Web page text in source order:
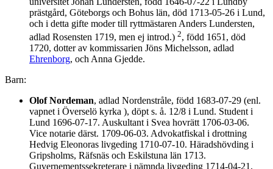
prästgård, Göteborgs och Bohus län, död 1713-05-26 i Lund,
och i detta gifte moder till ryttmästaren Anders Lundersten,
adlad Rosensten 1719, men ej introd.) 2, född 1651, död
1720, dotter av kommissarien Jöns Michelsson, adlad
Ehrenborg, och Anna Gjedde.
Barn:
Olof Nordeman, adlad Nordenstråle, född 1683-07-29 (enl.
vapnet i Överselö kyrka ), döpt s. å. 12/8 i Lund. Student i
Lund 1696-07-17. Auskultant i Svea hovrätt 1706-03-06.
Vice notarie därst. 1709-06-03. Advokatfiskal i drottning
Hedvig Eleonoras livgeding 1710-07-10. Häradshövding i
Gripsholms, Räfsnäs och Eskilstuna län 1713.
Guvernementssekreterare i nämnda livgeding 1714-04-21.